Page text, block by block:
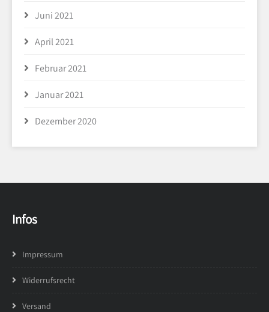
Juni 2021
April 2021
Februar 2021
Januar 2021
Dezember 2020
Infos
Impressum
Widerrufsrecht
Versand